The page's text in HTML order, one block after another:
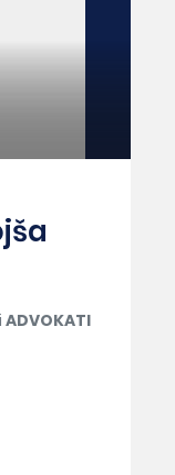
ADVOKATI